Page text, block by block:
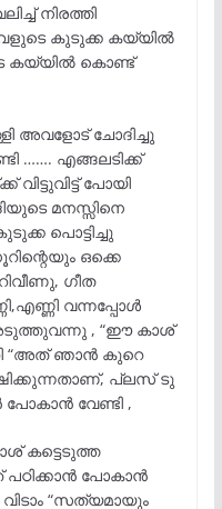
നിരത്തി
കുടുക്ക കയ്യിൽ
കയ്യിൽ കൊണ്ട്
അവളോട് ചോദിച്ചു
……. എങ്ങലടിക്ക്
പോയി
മനസ്സിനെ
പൊട്ടിച്ചു
ഒക്കെ
ഗീത
വന്നപ്പോൾ
, “ഈ കാശ്
“അത് ഞാൻ കുറെ
പ്ലസ് ടു
പോകാൻ വേണ്ടി ,
കട്ടെടുത്ത
പഠിക്കാൻ പോകാൻ
“സത്യമായും